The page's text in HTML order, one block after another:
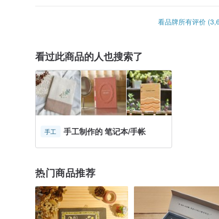
看品牌所有评价
看过此商品的人也搜索了
手工 手工制作的 笔记本/手帐
热门商品推荐